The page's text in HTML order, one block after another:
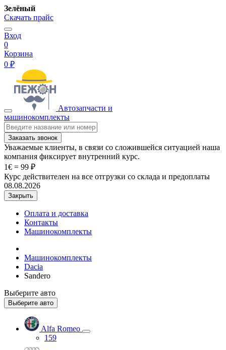
Зелёный
Скачать прайс
Вход
0
Корзина
0 ₽
Автозапчасти и
машинокомплекты
Заказать звонок
Уважаемые клиенты, в связи со сложившейся ситуацией наша
компания фиксирует внутренний курс.
1€ = 99 ₽
Курс действителен на все отгрузки со склада и предоплаты
08.08.2026
Закрыть
Оплата и доставка
Контакты
Машинокомплекты
Машинокомплекты
Dacia
Sandero
Выберите авто
Выберите авто
Alfa Romeo
159